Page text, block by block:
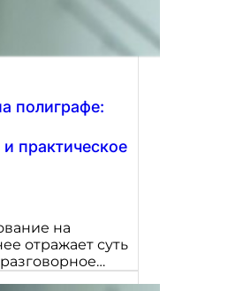
полиграфе:
практическое
на
отражает суть